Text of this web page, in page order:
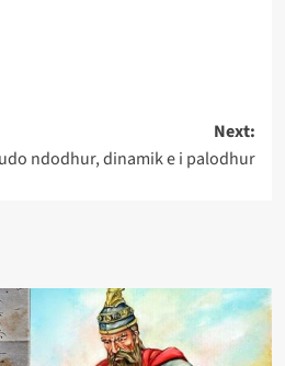
Next:
ndodhur, dinamik e i palodhur